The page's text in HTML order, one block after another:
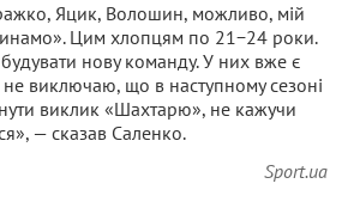
Яцик, Волошин, можливо, мій
Цим хлопцям по 21−24 роки.
нову команду. У них вже є
не виключаю, що в наступному сезоні
виклик «Шахтарю», не кажучи
— сказав Саленко.
Sport.ua